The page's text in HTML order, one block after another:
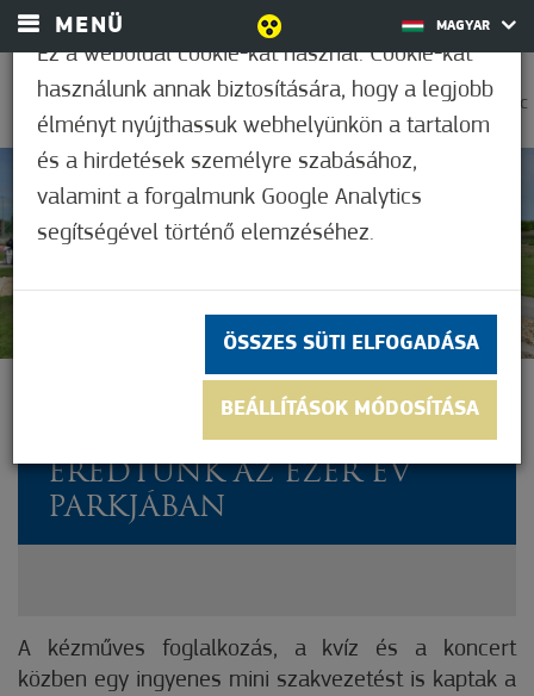
MENÜ MAGYAR
0
38,9°C
Nem értékelt
A PÜNKÖSDI KIRÁLYOK ÉS
KIRÁLYNÉK NYOMÁBA
EREDTÜNK AZ EZER ÉV
PARKJÁBAN
A kézműves foglalkozás, a kvíz és a koncert
közben egy ingyenes mini szakvezetést is kaptak a
Ez a weboldal cookie-kat használ. Cookie-kat
használunk annak biztosítására, hogy a legjobb
élményt nyújthassuk webhelyünkön a tartalom
és a hirdetések személyre szabásához,
valamint a forgalmunk Google Analytics
segítségével történő elemzéséhez.
ÖSSZES SÜTI ELFOGADÁSA
BEÁLLÍTÁSOK MÓDOSÍTÁSA